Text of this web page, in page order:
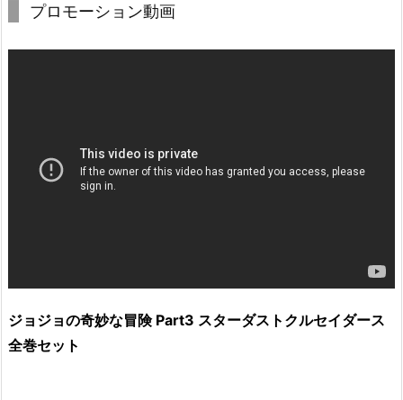
プロモーション動画
ジョジョの奇妙な冒険 Part3 スターダストクルセイダース
全巻セット